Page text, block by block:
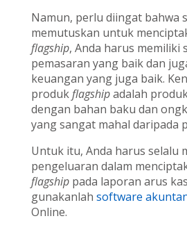
Namun, perlu diingat bahwa
memutuskan untuk
flagship, Anda harus memiliki
pemasaran yang baik dan
keuangan yang juga baik.
produkflagshipadalah
dengan bahan baku dan
yang sangat mahal daripada
Untuk itu, Anda harus selalu
pengeluaran dalam
flagshippada laporan arus
gunakanlah software
Online.